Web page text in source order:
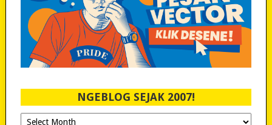
NGEBLOG SEJAK 2007!
Ngeblog